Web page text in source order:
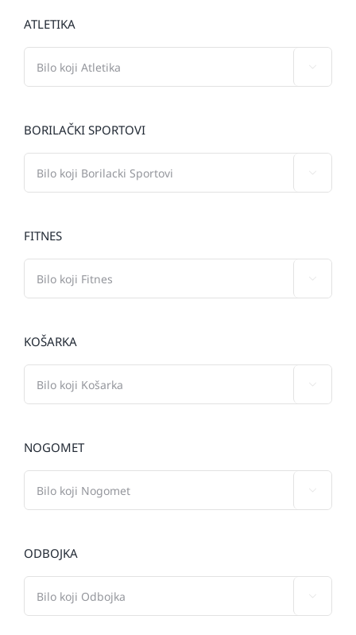
ATLETIKA
BORILAČKI SPORTOVI
FITNES
KOŠARKA
NOGOMET
ODBOJKA